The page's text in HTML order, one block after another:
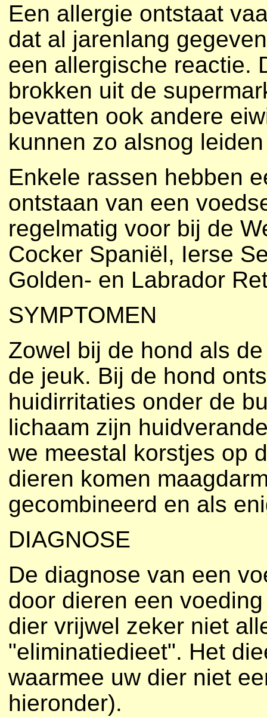
Een allergie ontstaat
dat al jarenlang
een allergische reactie.
brokken uit de
bevatten ook andere
kunnen zo alsnog
Enkele rassen hebben
ontstaan van een
regelmatig voor bij de
Cocker Spaniël, Ierse
Golden- en Labrador
SYMPTOMEN
Zowel bij de hond als
de jeuk. Bij de hond
huidirritaties onder de
lichaam zijn
we meestal korstjes op
dieren komen
gecombineerd en als
DIAGNOSE
De diagnose van een
door dieren een
dier vrijwel zeker niet
"eliminatiedieet". Het
waarmee uw dier niet
hieronder).